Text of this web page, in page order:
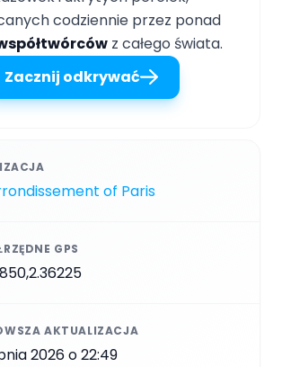
codziennie przez ponad
z całego świata.
Zacznij odkrywać
of Paris
GPS
AKTUALIZACJA
2026 o 22:49